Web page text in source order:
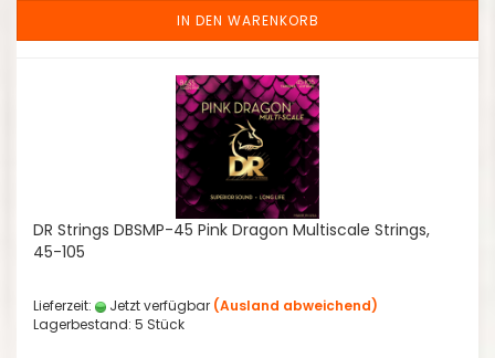
IN DEN WARENKORB
DR Strings DBSMP-45 Pink Dragon Multiscale Strings,
45-105
Lieferzeit: Jetzt verfügbar (Ausland abweichend)
Lagerbestand: 5 Stück